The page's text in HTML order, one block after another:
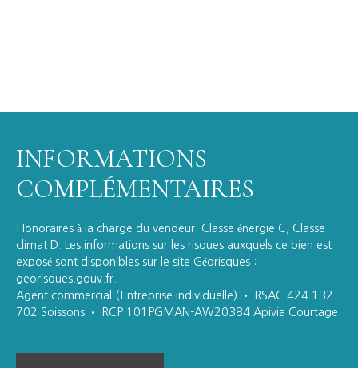
INFORMATIONS
COMPLÉMENTAIRES
Honoraires à la charge du vendeur. Classe énergie C, Classe
climat D. Les informations sur les risques auxquels ce bien est
exposé sont disponibles sur le site Géorisques :
georisques.gouv.fr.
Agent commercial (Entreprise individuelle) • RSAC 424 132
702 Soissons • RCP 101PGMAN-AW20384 Apivia Courtage